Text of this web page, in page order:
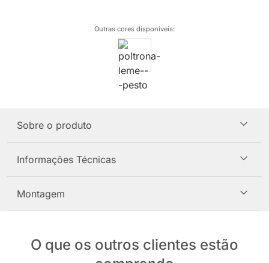
Outras cores disponíveis:
Sobre o produto
Informações Técnicas
Montagem
O que os outros clientes estão